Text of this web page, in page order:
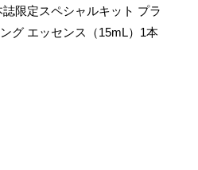
限定スペシャルキット プラ
グ エッセンス（15mL）1本